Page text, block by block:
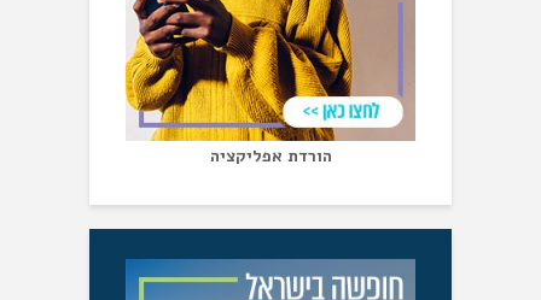
הורדת אפליקציה